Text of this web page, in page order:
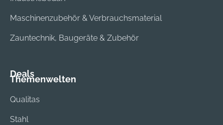
Maschinenzubehör & Verbrauchsmaterial
Zauntechnik, Baugeräte & Zubehör
Deals
Themenwelten
Qualitas
Stahl